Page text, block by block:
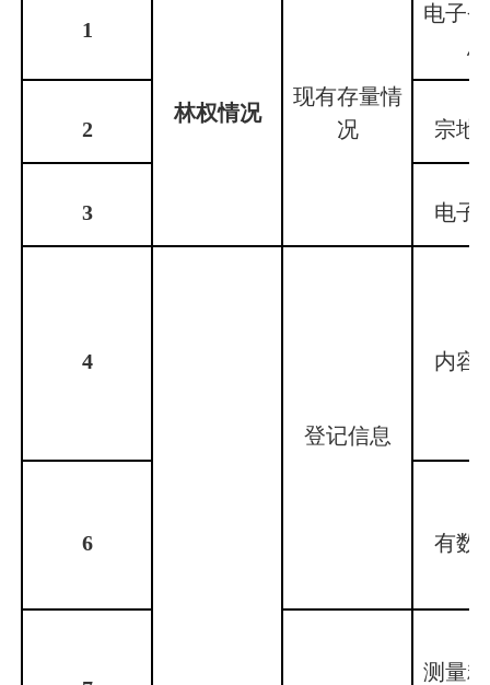
1
林权情况
现有存量情
况
电子
息
2 宗地
3 电子
4
登记信息
内容
6 有数
测量